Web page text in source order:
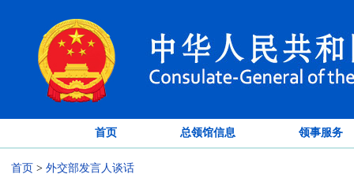
首页 总领馆信息 领事服务
首页 > 外交部发言人谈话